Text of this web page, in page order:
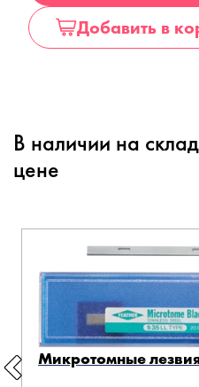
Добавить в
В наличии на
цене
Микротомные